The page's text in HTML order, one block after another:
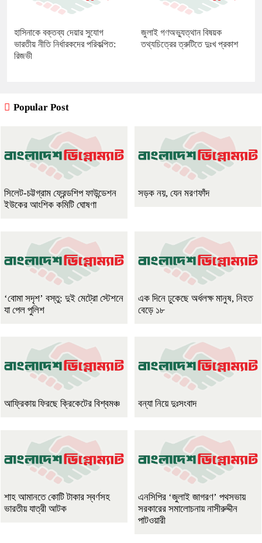
হাসিনাকে বক্তব্য দেয়ার সুযোগ
ভারতীয় নীতি নির্ধারকদের পরিকল্পিত:
রিজভী
জুলাই গণঅভ্যুত্থান বিষয়ক
তথ্যচিত্রের ত্রুটিতে দুঃখ প্রকাশ
Popular Post
সিলেট-চট্টগ্রাম ফ্রেন্ডশিপ ফাউন্ডেশন
ইউকের আংশিক কমিটি ঘোষণা
সড়ক নয়, যেন মরণফাঁদ
‘বোমা সদৃশ’ বস্তু: দুই মেট্রো স্টেশনে
যা পেল পুলিশ
এক দিনে ঢুকেছে অর্ধলক্ষ মানুষ, নিহত
বেড়ে ১৮
আফ্রিকায় ফিরছে ক্রিকেটের বিশ্বমঞ্চ বন্যা নিয়ে দুঃসংবাদ
শাহ আমানতে কোটি টাকার স্বর্ণসহ
ভারতীয় যাত্রী আটক
এনসিপির ‘জুলাই জাগরণ’ পথসভায়
সরকারের সমালোচনায় নাসীরুদ্দীন
পাটওয়ারী